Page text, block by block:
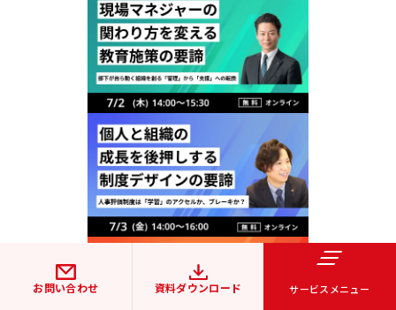
お問い合わせ 資料ダウンロード サービスメニュー